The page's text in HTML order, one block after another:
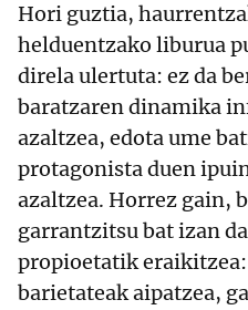
Hori guztia,
helduentzako liburua
direla ulertuta: ez da
baratzaren dinamika
azaltzea, edota ume
protagonista duen
azaltzea. Horrez gain,
garrantzitsu bat izan
propioetatik
barietateak aipatzea,